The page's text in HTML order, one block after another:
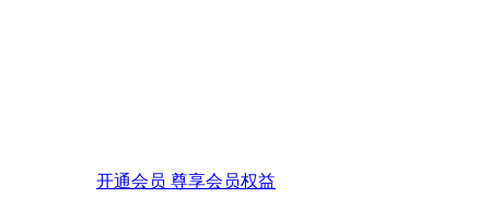
开通会员 尊享会员权益